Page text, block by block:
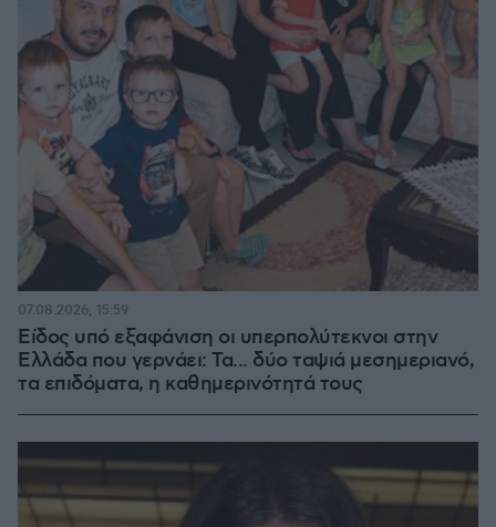
Είδος υπό εξαφάνιση οι υπερπολύτεκνοι στην
Ελλάδα που γερνάει: Τα... δύο ταψιά μεσημεριανό,
τα επιδόματα, η καθημερινότητά τους
07.08.2026, 15:59